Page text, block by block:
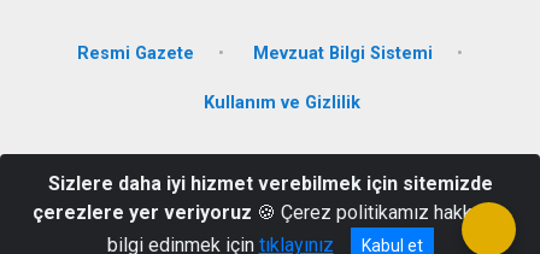
Resmi Gazete Mevzuat Bilgi Sistemi
Kullanım ve Gizlilik
Hekimhan/Malatya
(0422) 713 10 19
Sizlere daha iyi hizmet verebilmek için sitemizde
çerezlere yer veriyoruz 🍪 Çerez politikamız hakkında
bilgi edinmek için tıklayınız Kabul et